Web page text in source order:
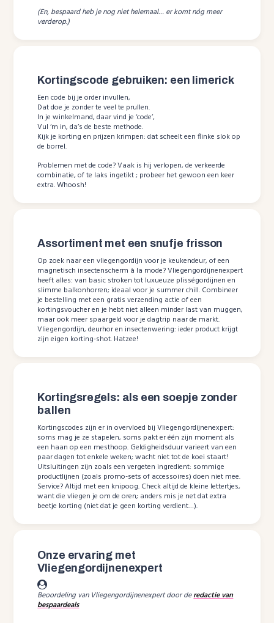
(En, bespaard heb je nog niet helemaal… er komt nóg meer
verderop.)
Kortingscode gebruiken: een limerick
Een code bij je order invullen,
Dat doe je zonder te veel te prullen.
In je winkelmand, daar vind je ‘code’,
Vul ‘m in, da’s de beste methode.
Kijk je korting en prijzen krimpen: dat scheelt een flinke slok op
de borrel.
Problemen met de code? Vaak is hij verlopen, de verkeerde
combinatie, of te laks ingetikt ; probeer het gewoon een keer
extra. Whoosh!
Assortiment met een snufje frisson
Op zoek naar een vliegengordijn voor je keukendeur, of een
magnetisch insectenscherm à la mode? Vliegengordijnenexpert
heeft alles: van basic stroken tot luxueuze plisségordijnen en
slimme balkonhorren; ideaal voor je summer chill. Combineer
je bestelling met een gratis verzending actie of een
kortingsvoucher en je hebt niet alleen minder last van muggen,
maar ook meer spaargeld voor je dagtrip naar de markt.
Vliegengordijn, deurhor en insectenwering: ieder product krijgt
zijn eigen korting-shot. Hatzee!
Kortingsregels: als een soepje zonder
ballen
Kortingscodes zijn er in overvloed bij Vliegengordijnenexpert:
soms mag je ze stapelen, soms pakt er één zijn moment als
een haan op een mesthoop. Geldigheidsduur varieert van een
paar dagen tot enkele weken; wacht niet tot de koei staart!
Uitsluitingen zijn zoals een vergeten ingredient: sommige
productlijnen (zoals promo-sets of accessoires) doen niet mee.
Service? Altijd met een knipoog. Check altijd de kleine lettertjes,
want die vliegen je om de oren; anders mis je net dat extra
beetje korting (niet dat je geen korting verdient…).
Onze ervaring met
Vliegengordijnenexpert
Beoordeling van Vliegengordijnenexpert door deredactie van
bespaardeals